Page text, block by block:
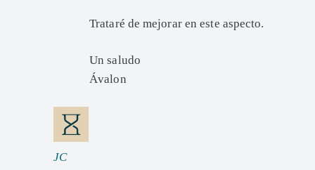
Trataré de mejorar en este aspecto.
Un saludo
Ávalon
JC